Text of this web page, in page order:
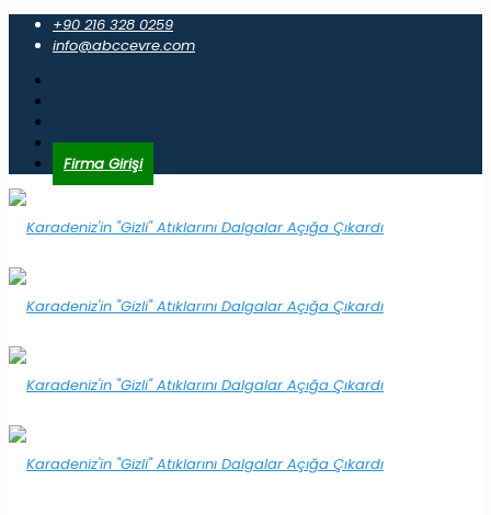
+90 216 328 0259
info@abccevre.com
Firma Girişi